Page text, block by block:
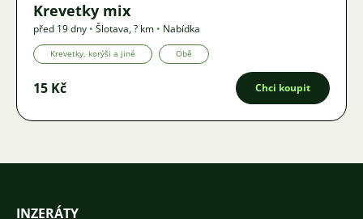
Krevetky mix
před 19 dny • Šlotava,? km • Nabídka
Krevetky, korýši a jiné Obě
15 Kč Chci koupit
INZERÁTY